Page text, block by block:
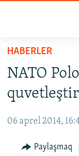
Esas
qaytmaq
Baş
navigatsiyağa
qaytmaq
qaytmaq
SİYASET
İQTİSADİYAT
CEMİYET
MEDENİYET
HABERLER
NATO
06 aprel 2014,
Paylaşmaq